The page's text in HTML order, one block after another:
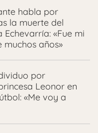
habla por
la muerte del
«Fue mi
muchos años»
por
Leonor en
«Me voy a